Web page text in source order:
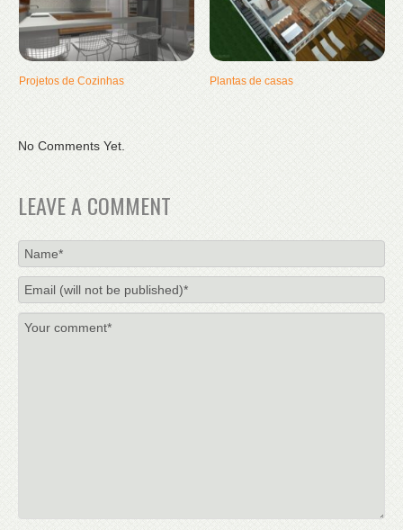
Projetos de Cozinhas Plantas de casas
No Comments Yet.
LEAVE A COMMENT